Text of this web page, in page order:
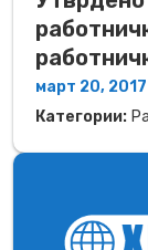
март 20, 2017
Категории: